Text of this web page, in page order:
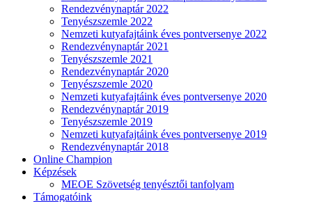
Rendezvénynaptár 2022
Tenyészszemle 2022
Nemzeti kutyafajtáink éves pontversenye 2022
Rendezvénynaptár 2021
Tenyészszemle 2021
Rendezvénynaptár 2020
Tenyészszemle 2020
Nemzeti kutyafajtáink éves pontversenye 2020
Rendezvénynaptár 2019
Tenyészszemle 2019
Nemzeti kutyafajtáink éves pontversenye 2019
Rendezvénynaptár 2018
Online Champion
Képzések
MEOE Szövetség tenyésztői tanfolyam
Támogatóink